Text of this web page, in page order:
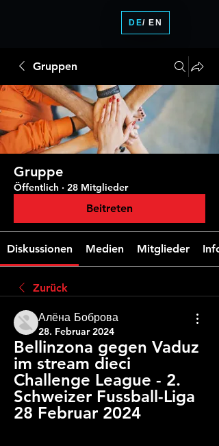
Gruppen
Gruppe
Öffentlich · 28 Mitglieder
Beitreten
Diskussionen Medien Mitglieder Info
Zurück
Алёна Боброва
28. Februar 2024
Bellinzona gegen Vaduz
im stream dieci
Challenge League - 2.
Schweizer Fussball-Liga
28 Februar 2024
DE/ EN